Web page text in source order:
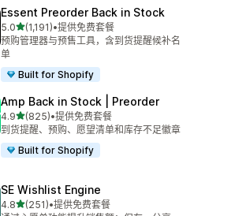
Essent Preorder Back in Stock
5.0星（满分 5 星）
(1,191)
总共 1191 条评论
•提供免费套餐
预购管理器与预售工具，含到货提醒候补名
单
Built for Shopify
Amp Back in Stock | Preorder
4.9星（满分 5 星）
(825)
总共 825 条评论
•提供免费套餐
到货提醒、预购、愿望清单和库存不足徽章
Built for Shopify
SE Wishlist Engine
4.8星（满分 5 星）
(251)
总共 251 条评论
•提供免费套餐